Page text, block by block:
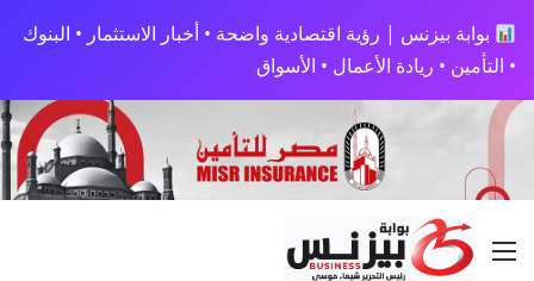
بوابة بيزنس | رؤية اقتصادية واضحة • أخبار الاستثمار • البنوك
• التأمين • ريادة الأعمال • الأسواق
القائمة